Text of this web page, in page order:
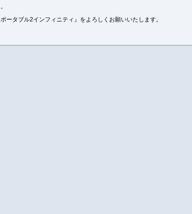
ータブル2インフィニティ』をよろしくお願いいたします。